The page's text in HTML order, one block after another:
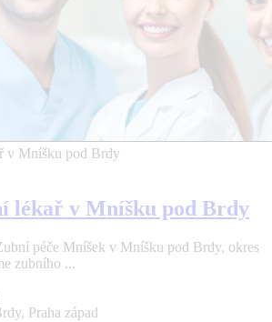
lékař v Mníšku pod Brdy
péče Mníšek v Mníšku pod Brdy, okres
zubního ...
Praha západ